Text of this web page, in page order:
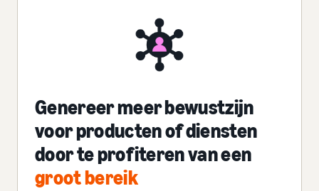
Genereer meer bewustzijn
voor producten of diensten
door te profiteren van een
groot bereik